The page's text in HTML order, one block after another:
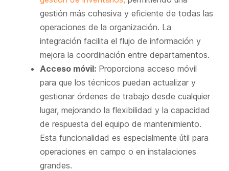
gestión más cohesiva y eficiente de todas las
operaciones de la organización. La
integración facilita el flujo de información y
mejora la coordinación entre departamentos.
Acceso móvil: Proporciona acceso móvil
para que los técnicos puedan actualizar y
gestionar órdenes de trabajo desde cualquier
lugar, mejorando la flexibilidad y la capacidad
de respuesta del equipo de mantenimiento.
Esta funcionalidad es especialmente útil para
operaciones en campo o en instalaciones
grandes.